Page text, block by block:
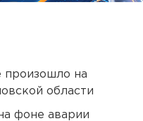
произошло на
области
фоне аварии